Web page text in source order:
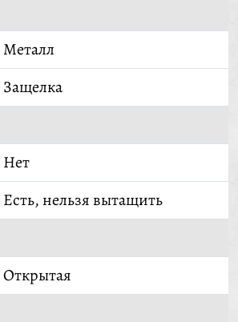
Металл
Защелка
Нет
Есть, нельзя вытащить
Открытая